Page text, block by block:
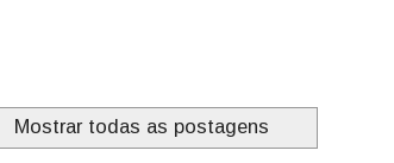
Mostrar todas as postagens